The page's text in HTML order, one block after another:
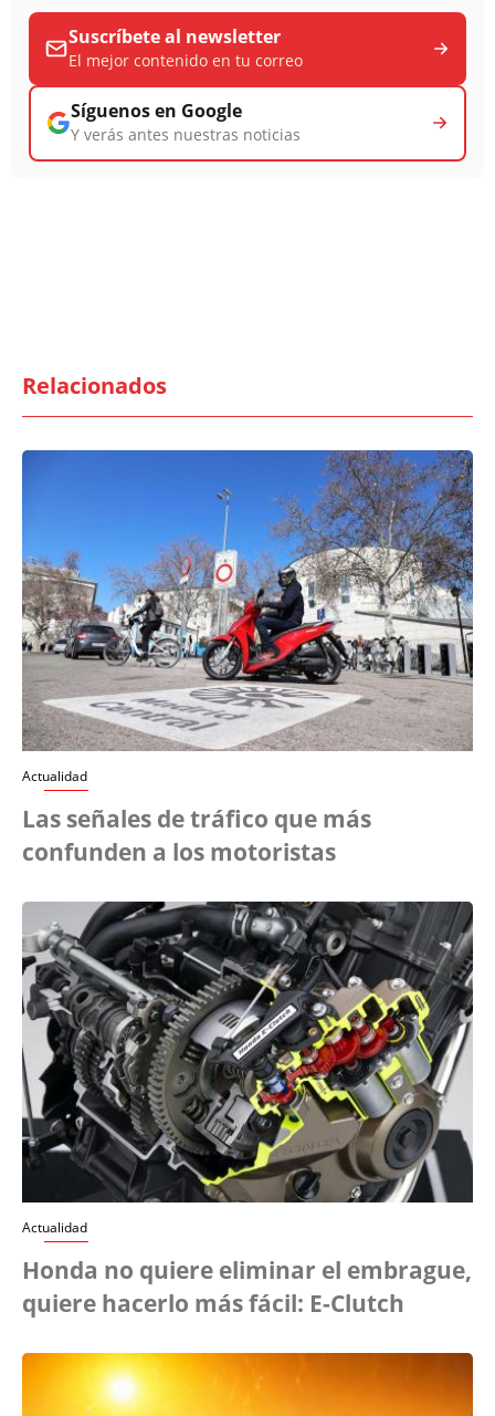
Suscríbete al newsletter
El mejor contenido en tu correo
Síguenos en Google
Y verás antes nuestras noticias
Relacionados
Actualidad
Las señales de tráfico que más
confunden a los motoristas
Actualidad
Honda no quiere eliminar el embrague,
quiere hacerlo más fácil: E-Clutch